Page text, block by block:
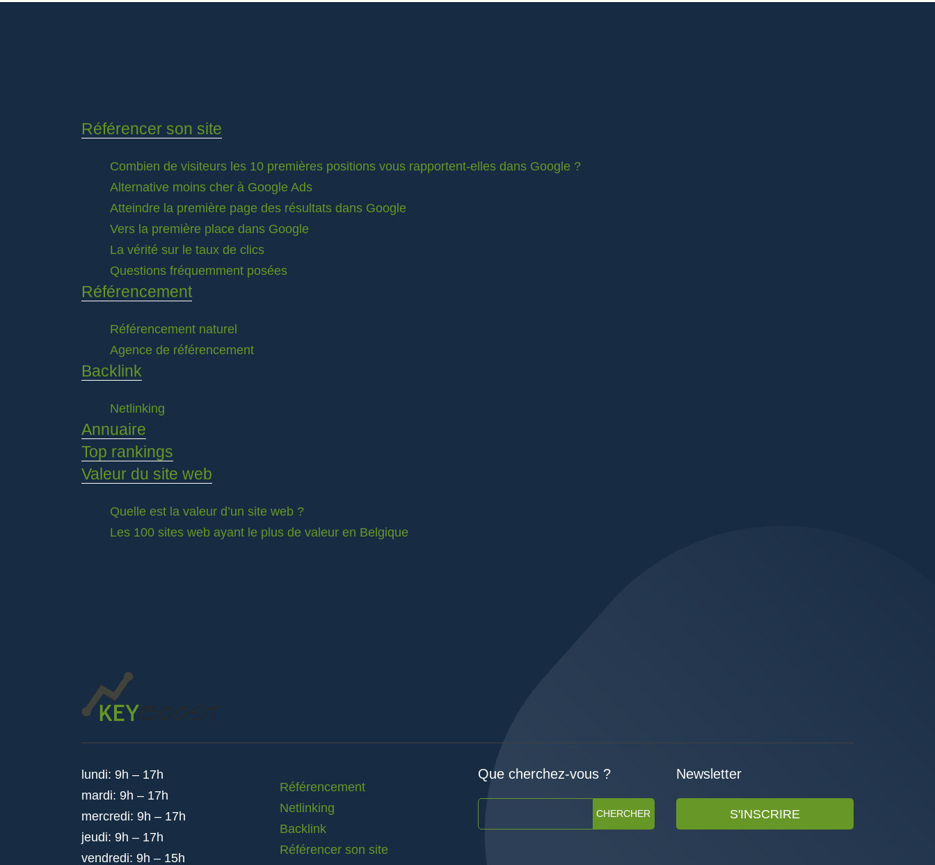
Référencer son site
Combien de visiteurs les 10 premières positions vous rapportent-elles dans Google ?
Alternative moins cher à Google Ads
Atteindre la première page des résultats dans Google
Vers la première place dans Google
La vérité sur le taux de clics
Questions fréquemment posées
Référencement
Référencement naturel
Agence de référencement
Backlink
Netlinking
Annuaire
Top rankings
Valeur du site web
Quelle est la valeur d’un site web ?
Les 100 sites web ayant le plus de valeur en Belgique
lundi: 9h – 17h
mardi: 9h – 17h
mercredi: 9h – 17h
jeudi: 9h – 17h
vendredi: 9h – 15h
Référencement
Netlinking
Backlink
Référencer son site
Que cherchez-vous ?
CHERCHER
Newsletter
S'INSCRIRE